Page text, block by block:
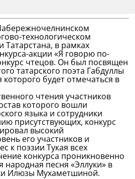
технологическом
Татарстана, в рамках
акции «Я говорю по-
чтецов. Он был посвящен
татарского поэта Габдуллы
будет отмечаться в
чтения участников
которого вошли
языка и сотрудники
присутствующих, конкурс
высокий
его участников и
к поэзии Тукая всех
конкурса проникновенно
народная песня «Эллуки» в
Илюзы Мухаметшиной.